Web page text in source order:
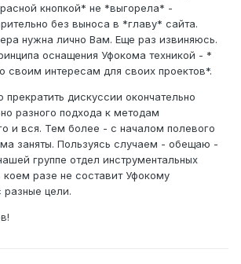
кнопкой* не *выгорела* -
без выноса в *главу* сайта.
нужна лично Вам. Еще раз извиняюсь.
оснащения Уфокома техникой - *
своим интересам для своих проектов*.
дискуссии окончательно
разного подхода к методам
и вся. Тем более - с началом полевого
заняты. Пользуясь случаем - обещаю -
группе отдел инструментальных
разе не составит Уфокому
разные цели.